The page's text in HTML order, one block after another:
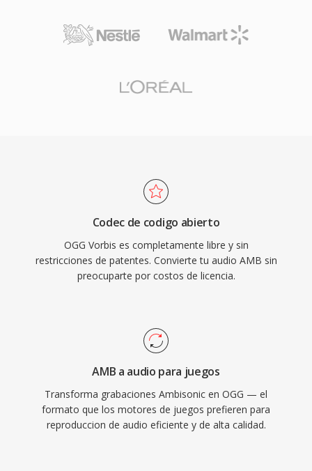
marco matematico. Con el crecimiento de la
realidad virtual, el vídeo 360 grados y el audio
ambisonica ha experimentado un
canales, abarcando desde voz mono hasta
desarrolladores de videojuegos, las
principal de streaming precisamente por está
razón. El formato también maneja la
degradación de calidad a tasas de bits bajas de
manera más elegante qué muchos
competidores, razón por la cuál sigue siendo
popular en videojuegos dónde el
Chrome y Android proporcionan decodificación
Codec de codigo abierto
OGG Vorbis es completamente libre y sin
restricciones de patentes. Convierte tu audio AMB sin
preocuparte por costos de licencia.
AMB a audio para juegos
Transforma grabaciones Ambisonic en OGG — el
formato que los motores de juegos prefieren para
reproduccion de audio eficiente y de alta calidad.